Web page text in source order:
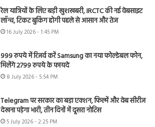
रेल यात्रियों के लिए बड़ी खुशखबरी, IRCTC की नई वेबसाइट
लॉन्च, टिकट बुकिंग होगी पहले से आसान और तेज
16 July 2026 - 1:45 PM
999 रुपये में रिजर्व करें Samsung का नया फोल्डेबल फोन,
मिलेंगे 2799 रुपये के फायदे
8 July 2026 - 5:54 PM
Telegram पर सरकार का बड़ा एक्शन, फिल्में और वेब सीरीज
देखना पड़ेगा भारी, तीन दिनों में दूसरा नोटिस
5 July 2026 - 2:25 PM